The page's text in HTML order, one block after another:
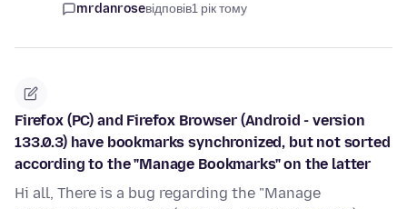
mrdanroseвідповів1 рік тому
Firefox (PC) and Firefox Browser (Android - version
133.0.3) have bookmarks synchronized, but not sorted
according to the "Manage Bookmarks" on the latter
Hi all, There is a bug regarding the "Manage